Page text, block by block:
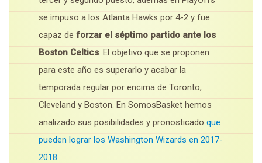
se impuso a los Atlanta Hawks por 4-2 y fue
capaz de forzar el séptimo partido ante los
Boston Celtics. El objetivo que se proponen
para este año es superarlo y acabar la
temporada regular por encima de Toronto,
Cleveland y Boston. En SomosBasket hemos
analizado sus posibilidades y pronosticado que
pueden lograr los Washington Wizards en 2017-
2018.